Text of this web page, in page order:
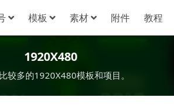
模板 素材 附件 教程
1920X480
较多的1920X480模板和项目。